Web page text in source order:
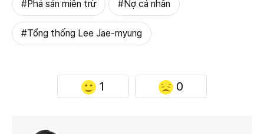
#Phá sản miễn trừ #Nợ cá nhân
#Tổng thống Lee Jae-myung
1 0